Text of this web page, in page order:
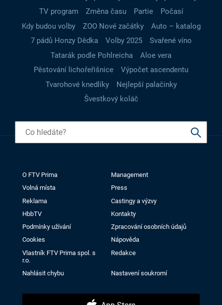
TV program
Změna času Partie
Počasí
Kdy budou volby
ZOO Nové začátky
Auto – katalog
7 pádů Honzy Dědka
Volby 2025
Svařené víno
Tatarák podle Pohlreicha
Aloe vera
Pěstování lichořeřišnice
Výpočet ascendentu
Tvarohové knedlíky
Nejlepší palačinky
Švestkový koláč
O FTV Prima
Management
Volná místa
Press
Reklama
Castingy a výzvy
HbbTV
Kontakty
Podmínky užívání
Zpracování osobních údajů
Cookies
Nápověda
Vlastník FTV Prima spol. s
r.o.
Redakce
Nahlásit chybu Nastavení soukromí